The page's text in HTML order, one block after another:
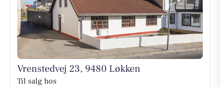
Vrenstedvej 23, 9480 Løkken
Til salg hos